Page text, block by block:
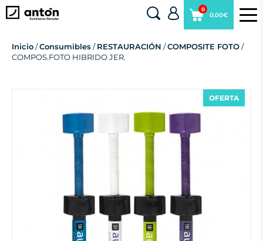
0,00€
0
Inicio/Consumibles/RESTAURACIÓN /COMPOSITE FOTO/
COMPOS.FOTO HIBRIDO JER.
OFERTA